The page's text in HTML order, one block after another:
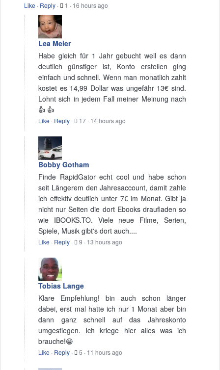
Like · Reply · 1 · 16 hours ago
Lea Meier
Habe gleich für 1 Jahr gebucht weil es dann
deutlich günstiger ist, Konto erstellen ging
einfach und schnell. Wenn man monatlich zahlt
kostet es 14,99 Dollar was ungefähr 13€ sind.
Lohnt sich in jedem Fall meiner Meinung nach
👍 👍
Like · Reply · 17 · 14 hours ago
Bobby Gotham
Finde RapidGator echt cool und habe schon
seit Längerem den Jahresaccount, damit zahle
ich effektiv deutlich unter 7€ im Monat. Gibt ja
nicht nur Seiten die dort Ebooks draufladen so
wie IBOOKS.TO. Viele neue Filme, Serien,
Spiele, Musik gibt's dort auch....
Like · Reply · 9 · 13 hours ago
Tobias Lange
Klare Empfehlung! bin auch schon länger
dabei, erst mal hatte ich nur 1 Monat aber bin
dann ganz schnell auf das Jahreskonto
umgestiegen. Ich kriege hier alles was ich
brauche!😁
Like · Reply · 5 · 11 hours ago